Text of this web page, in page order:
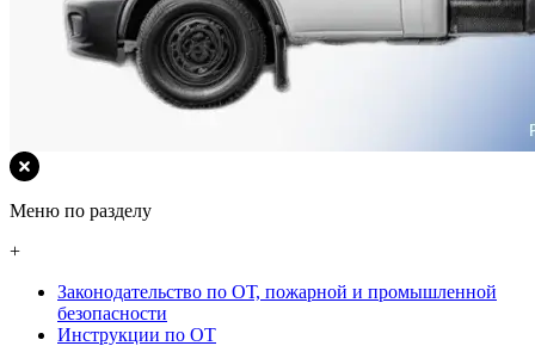
Меню по разделу
+
Законодательство по ОТ, пожарной и промышленной
безопасности
Инструкции по ОТ